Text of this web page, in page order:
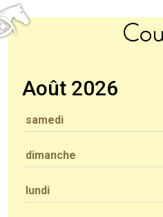
Août 2026
samedi
dimanche
lundi